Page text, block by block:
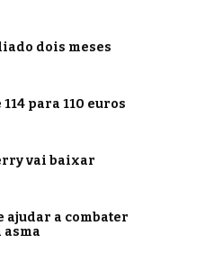
dois meses
para 110 euros
vai baixar
ajudar a combater
asma